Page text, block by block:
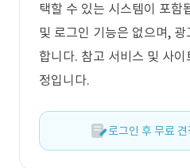
택할 수 있는 시스템이 포함
및 로그인 기능은 없으며,
합니다. 참고 서비스 및 사이
정입니다.
로그인 후 무료